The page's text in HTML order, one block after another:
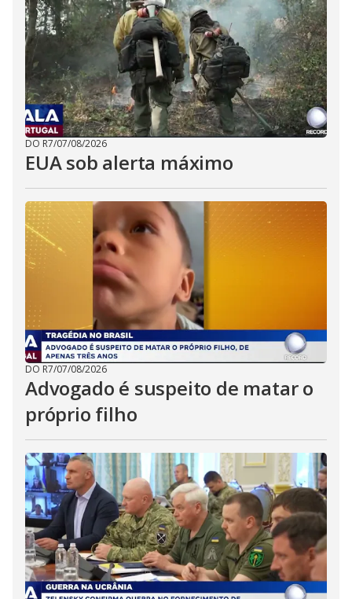
DO R7/07/08/2026
EUA sob alerta máximo
DO R7/07/08/2026
Advogado é suspeito de matar o
próprio filho